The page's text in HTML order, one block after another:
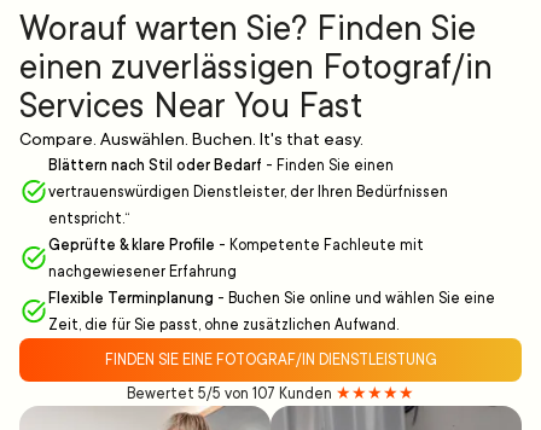
Worauf warten Sie? Finden Sie
einen zuverlässigen Fotograf/in
Services Near You Fast
Compare. Auswählen. Buchen. It's that easy.
Blättern nach Stil oder Bedarf - Finden Sie einen
vertrauenswürdigen Dienstleister, der Ihren Bedürfnissen
entspricht.“
Geprüfte & klare Profile - Kompetente Fachleute mit
nachgewiesener Erfahrung
Flexible Terminplanung - Buchen Sie online und wählen Sie eine
Zeit, die für Sie passt, ohne zusätzlichen Aufwand.
FINDEN SIE EINE FOTOGRAF/IN DIENSTLEISTUNG
Bewertet 5/5 von 107 Kunden ★★★★★